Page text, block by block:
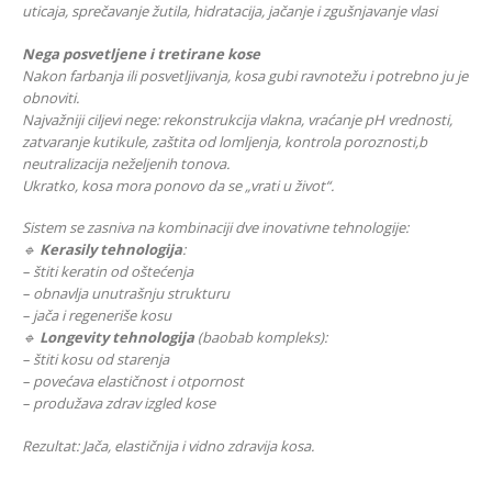
uticaja, sprečavanje žutila, hidratacija, jačanje i zgušnjavanje vlasi
Nega posvetljene i tretirane kose
Nakon farbanja ili posvetljivanja, kosa gubi ravnotežu i potrebno ju je
obnoviti.
Najvažniji ciljevi nege: rekonstrukcija vlakna, vraćanje pH vrednosti,
zatvaranje kutikule, zaštita od lomljenja, kontrola poroznosti,b
neutralizacija neželjenih tonova.
Ukratko, kosa mora ponovo da se „vrati u život“.
Sistem se zasniva na kombinaciji dve inovativne tehnologije:
🔹 Kerasily tehnologija:
– štiti keratin od oštećenja
– obnavlja unutrašnju strukturu
– jača i regeneriše kosu
🔹 Longevity tehnologija (baobab kompleks):
– štiti kosu od starenja
– povećava elastičnost i otpornost
– produžava zdrav izgled kose
Rezultat:Jača, elastičnija i vidno zdravija kosa.